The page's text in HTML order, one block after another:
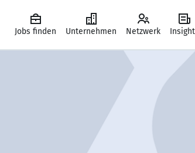
Jobs finden Unternehmen Netzwerk